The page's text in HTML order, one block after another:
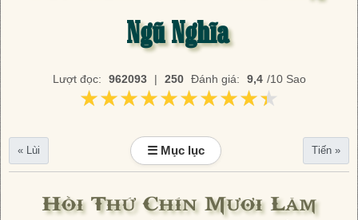
Ngũ Nghĩa
Lượt đọc: 962093 | 250 Đánh giá: 9,4 /10 Sao
★★★★★★★★★★
★★★★★★★★★★
« Lùi ☰ Mục lục Tiến »
Hồi Thứ Chín Mươi Lăm